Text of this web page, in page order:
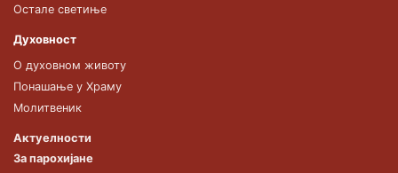
Остале светиње
Духовност
О духовном животу
Понашање у Храму
Молитвеник
Актуелности
За парохијане